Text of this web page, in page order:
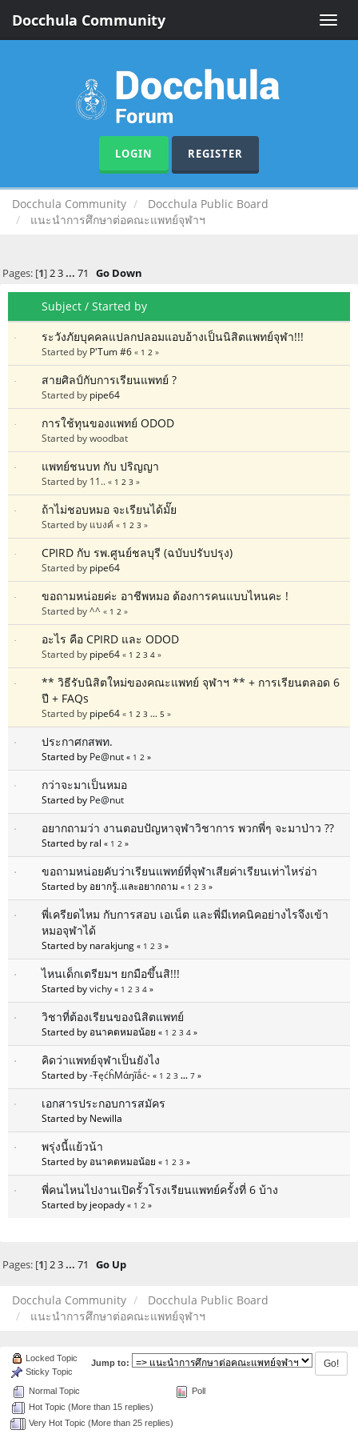
Toggle
Docchula Community
LOGIN REGISTER
Docchula Community
Docchula Public Board
แนะนำการศึกษาต่อคณะแพทย์จุฬาฯ
Pages: [1]2 3 ... 71 Go Down
Subject / Started by
ระวังภัยบุคคลแปลกปลอมแอบอ้างเป็นนิสิตแพทย์จุฬา!!!
Started by P'Tum #6 « 1 2 »
สายศิลป์กับการเรียนแพทย์ ?
Started by pipe64
การใช้ทุนของแพทย์ ODOD
Started by woodbat
แพทย์ชนบท กับ ปริญญา
Started by 11.. « 1 2 3 »
ถ้าไม่ชอบหมอ จะเรียนได้มั๊ย
Started by แบงค์ « 1 2 3 »
CPIRD กับ รพ.ศูนย์ชลบุรี (ฉบับปรับปรุง)
Started by pipe64
ขอถามหน่อยค่ะ อาชีพหมอ ต้องการคนแบบไหนคะ !
Started by ^^ « 1 2 »
อะไร คือ CPIRD และ ODOD
Started by pipe64 « 1 2 3 4 »
** วิธีรับนิสิตใหม่ของคณะแพทย์ จุฬาฯ ** + การเรียนตลอด 6
ปี + FAQs
Started by pipe64 « 1 2 3 ... 5 »
ประกาศกสพท.
Started by Pe@nut « 1 2 »
กว่าจะมาเป็นหมอ
Started by Pe@nut
อยากถามว่า งานตอบปัญหาจุฬาวิชาการ พวกพี่ๆ จะมาป่าว ??
Started by ral « 1 2 »
ขอถามหน่อยคับว่าเรียนแพทย์ที่จุฬาเสียค่าเรียนเท่าไหร่อ่า
Started by อยากรู้..และอยากถาม « 1 2 3 »
พี่เครียดไหม กับการสอบ เอเน็ต และพี่มีเทคนิคอย่างไรจึงเข้า
หมอจุฬาได้
Started by narakjung « 1 2 3 »
ไหนเด็กเตรียมฯ ยกมือขึ้นสิ!!!
Started byvichy « 1 2 3 4 »
วิชาที่ต้องเรียนของนิสิตแพทย์
Started by อนาคตหมอน้อย « 1 2 3 4 »
คิดว่าแพทย์จุฬาเป็นยังไง
Started by-ŦęćĥМάŋĩǻċ- « 1 2 3 ... 7 »
เอกสารประกอบการสมัคร
Started by Newilla
พรุ่งนี้แย้วน้า
Started by อนาคตหมอน้อย « 1 2 3 »
พี่คนไหนไปงานเปิดรั้วโรงเรียนแพทย์ครั้งที่ 6 บ้าง
Started by jeopady « 1 2 »
Pages: [1]2 3 ... 71 Go Up
Docchula Community
Docchula Public Board
แนะนำการศึกษาต่อคณะแพทย์จุฬาฯ
Jump to:
Normal Topic
Hot Topic (More than 15 replies)
Very Hot Topic (More than 25 replies)
Locked Topic
Sticky Topic
Poll